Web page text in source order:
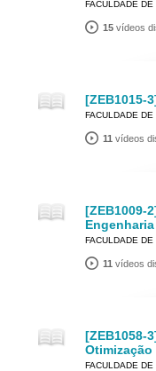
FACULDADE
15 vídeos
[ZEB1015-
FACULDADE
11 vídeos
[ZEB1009-
FACULDADE
11 vídeos
[ZEB1058-
FACULDADE